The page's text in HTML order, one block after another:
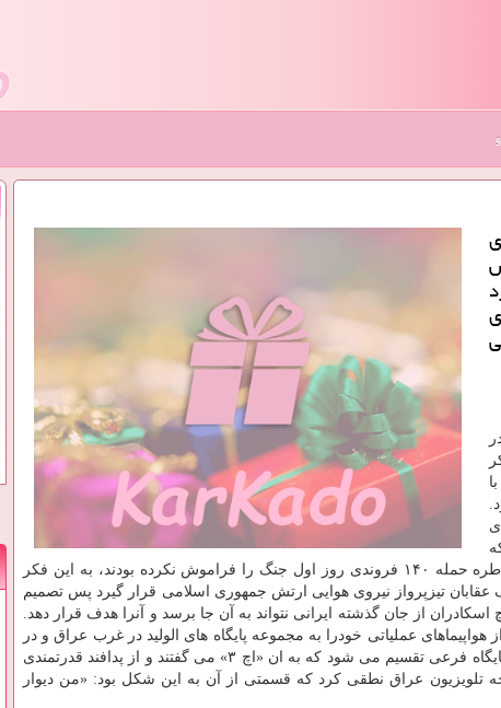
پس
همانا اشغال آبادان بود، برسند. در همین هنگام عراقی ها که هنوز خاطره حمله ۱۴۰ فروندی روز اول جنگ را فراموش نکرده بودند، به این فکر
عقابان تیزپرواز نیروی هوایی ارتش جمهوری اسلامی قرار گیرد پس تصمیم
از جان گذشته ایرانی نتواند به آن جا برسد و آنرا هدف قرار دهد.
در تاریخ ۲۱ دی سال ۱۳۵۹ عراق قسمتی از هواپیماهای عملیاتی خودرا به مجموعه پایگاه های الولید در غرب عراق و در
نزدیکی مرز اُردن انتقال داد. این پایگاه خود به یک پایگاه اصلی و دو پایگاه فرعی تقسیم می شود که به ان «اچ ۳» می گفتند و از پدافند قدرتمندی
تلویزیون عراق نطقی کرد که قسمتی از آن به این شکل بود: «من دیوار